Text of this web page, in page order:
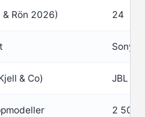
Rön 2026) 24
Sony
& Co) JBL
2 500